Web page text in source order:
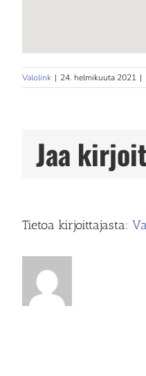
Valolink | 24. helmikuuta 2021 |
Jaa
Tietoa kirjoittajasta: